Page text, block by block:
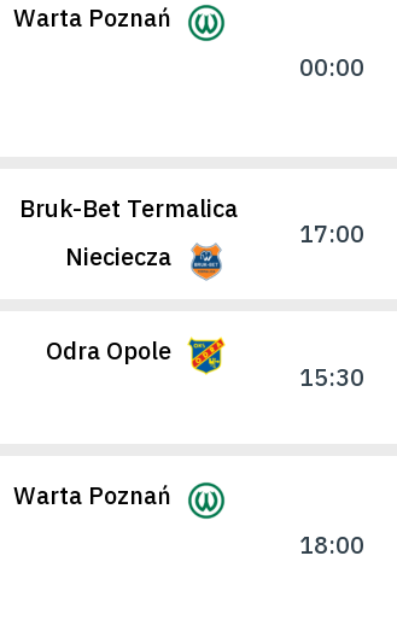
Warta Poznań
00:00
Bruk-Bet Termalica
Nieciecza
17:00
Odra Opole
15:30
Warta Poznań
18:00